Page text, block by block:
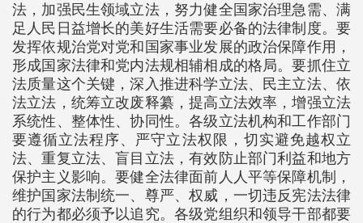
法，加强民生领域立法，努力健全国家治理急需、满
足人民日益增长的美好生活需要必备的法律制度。要
发挥依规治党对党和国家事业发展的政治保障作用，
形成国家法律和党内法规相辅相成的格局。要抓住立
法质量这个关键，深入推进科学立法、民主立法、依
法立法，统筹立改废释纂，提高立法效率，增强立法
系统性、整体性、协同性。各级立法机构和工作部门
要遵循立法程序、严守立法权限，切实避免越权立
法、重复立法、盲目立法，有效防止部门利益和地方
保护主义影响。要健全法律面前人人平等保障机制，
维护国家法制统一、尊严、权威，一切违反宪法法律
的行为都必须予以追究。各级党组织和领导干部都要